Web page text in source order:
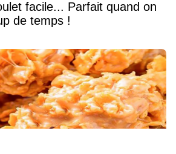
facile... Parfait quand on
de temps !